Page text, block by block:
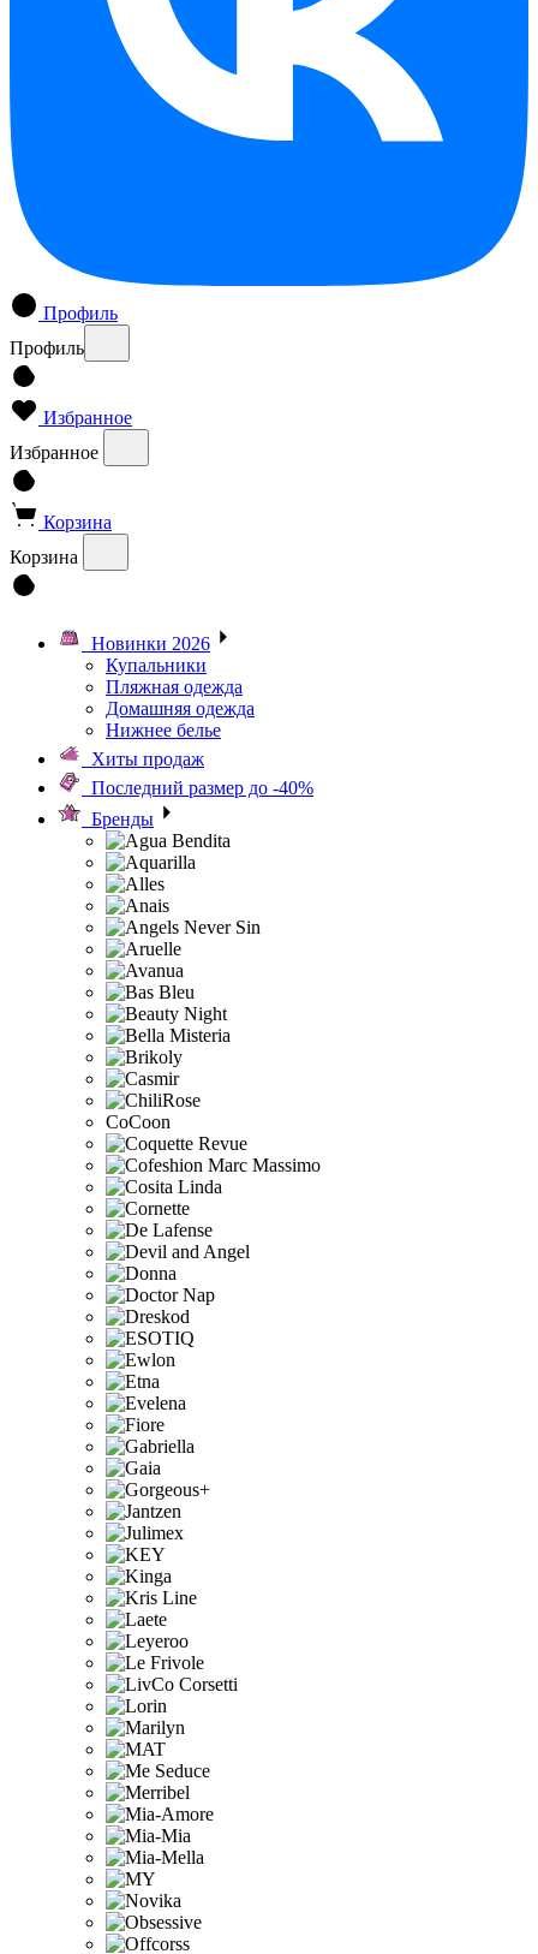
Профиль
Профиль
Избранное
Избранное
Корзина
Корзина
Новинки 2026
Купальники
Пляжная одежда
Домашняя одежда
Нижнее белье
Хиты продаж
Последний размер до -40%
Бренды
CoCoon